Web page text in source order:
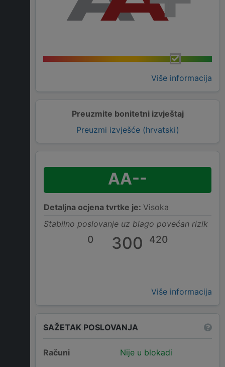
Više informacija
Preuzmite bonitetni izvještaj
Preuzmi izvješće (hrvatski)
AA--
Detaljna ocjena tvrtke je: Visoka
Stabilno poslovanje uz blago povećan rizik
0 300 420
Više informacija
SAŽETAK POSLOVANJA
Računi
Nije u blokadi